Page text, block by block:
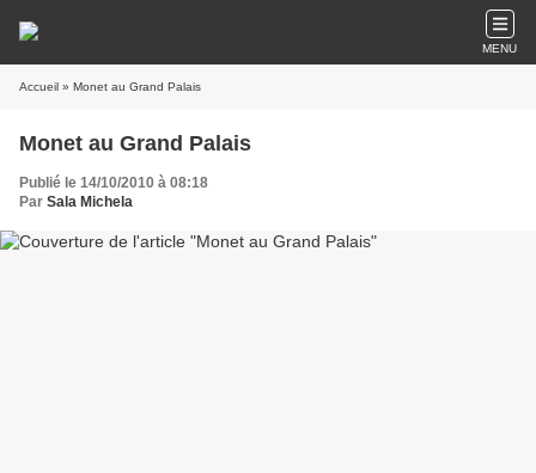
MENU
Accueil » Monet au Grand Palais
Monet au Grand Palais
Publié le 14/10/2010 à 08:18
Par Sala Michela